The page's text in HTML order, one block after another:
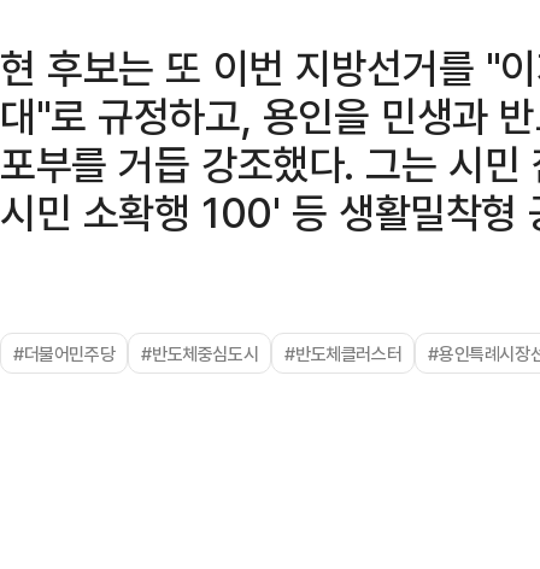
현 후보는 또 이번 지방선거를 "
대"로 규정하고, 용인을 민생과
포부를 거듭 강조했다. 그는 시
시민 소확행 100' 등 생활밀착형
#더불어민주당 #반도체중심도시 #반도체클러스터 #용인특례시장